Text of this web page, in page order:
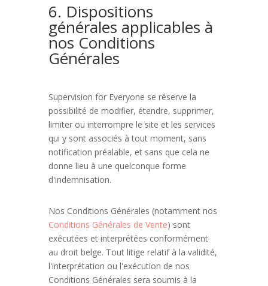
6. Dispositions
générales applicables à
nos Conditions
Générales
Supervision for Everyone se réserve la
possibilité de modifier, étendre, supprimer,
limiter ou interrompre le site et les services
qui y sont associés à tout moment, sans
notification préalable, et sans que cela ne
donne lieu à une quelconque forme
d'indemnisation.
Nos Conditions Générales (notamment nos
Conditions Générales de Vente) sont
exécutées et interprétées conformément
au droit belge. Tout litige relatif à la validité,
l'interprétation ou l'exécution de nos
Conditions Générales sera soumis à la